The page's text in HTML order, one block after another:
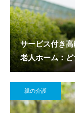
サービス付き
老人ホーム：
親の介護